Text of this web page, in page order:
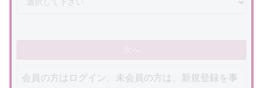
会員の方はログイン、未会員の方は、新規登録を事